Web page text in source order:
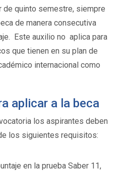
de quinto semestre, siempre
de manera consecutiva
Este auxilio no aplica para
que tienen en su plan de
internacional como
aplicar a la beca
los aspirantes deben
los siguientes requisitos:
en la prueba Saber 11,